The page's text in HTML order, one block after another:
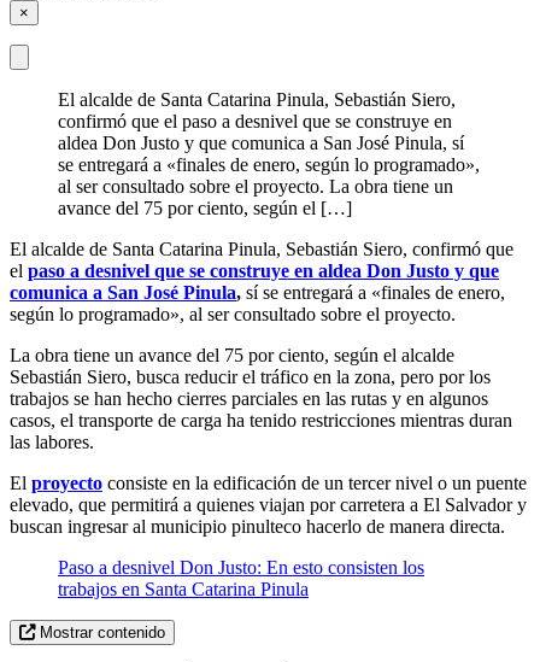
×
El alcalde de Santa Catarina Pinula, Sebastián Siero,
confirmó que el paso a desnivel que se construye en
aldea Don Justo y que comunica a San José Pinula, sí
se entregará a «finales de enero, según lo programado»,
al ser consultado sobre el proyecto. La obra tiene un
avance del 75 por ciento, según el […]
El alcalde de Santa Catarina Pinula, Sebastián Siero, confirmó que
el paso a desnivel que se construye en aldea Don Justo y que
comunica a San José Pinula, sí se entregará a «finales de enero,
según lo programado», al ser consultado sobre el proyecto.
La obra tiene un avance del 75 por ciento, según el alcalde
Sebastián Siero, busca reducir el tráfico en la zona, pero por los
trabajos se han hecho cierres parciales en las rutas y en algunos
casos, el transporte de carga ha tenido restricciones mientras duran
las labores.
El proyecto consiste en la edificación de un tercer nivel o un puente
elevado, que permitirá a quienes viajan por carretera a El Salvador y
buscan ingresar al municipio pinulteco hacerlo de manera directa.
Paso a desnivel Don Justo: En esto consisten los
trabajos en Santa Catarina Pinula
Mostrar contenido